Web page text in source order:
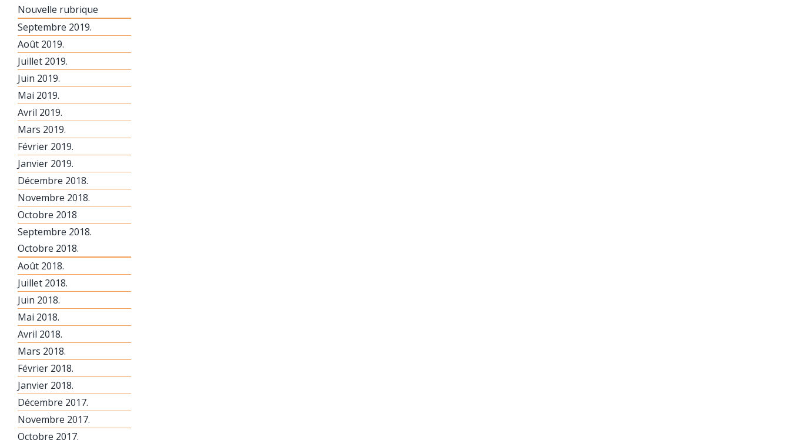
Nouvelle rubrique
Septembre 2019.
Août 2019.
Juillet 2019.
Juin 2019.
Mai 2019.
Avril 2019.
Mars 2019.
Février 2019.
Janvier 2019.
Décembre 2018.
Novembre 2018.
Octobre 2018
Septembre 2018.
Octobre 2018.
Août 2018.
Juillet 2018.
Juin 2018.
Mai 2018.
Avril 2018.
Mars 2018.
Février 2018.
Janvier 2018.
Décembre 2017.
Novembre 2017.
Octobre 2017.